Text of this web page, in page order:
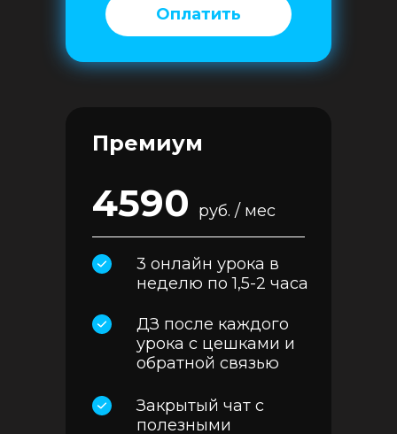
Оплатить
Премиум
руб. / мес
3 онлайн урока в
неделю по 1,5-2 часа
ДЗ после каждого
урока с цешками и
обратной связью
Закрытый чат с
полезными
4590